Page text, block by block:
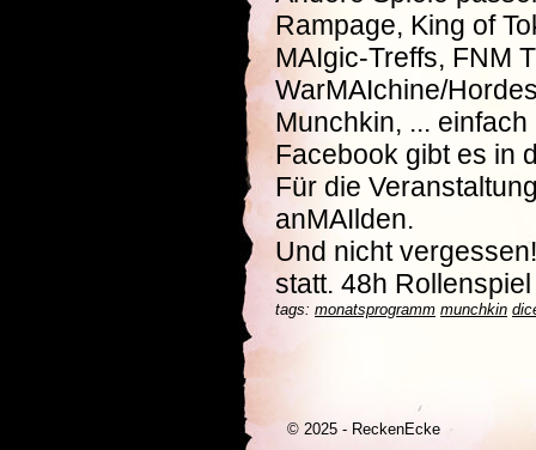
Rampage, King of
MAIgic-Treffs, FNM
WarMAIchine/
Munchkin, ...
Facebook gibt es in
Für die
anMAIlden.
Und nicht
statt. 48h
tags: monatsprogramm munchkin
© 2025 - ReckenEcke